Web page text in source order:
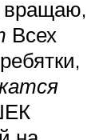
вращаю,
Всех